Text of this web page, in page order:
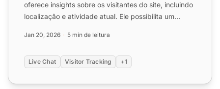
oferece insights sobre os visitantes do site, incluindo
localização e atividade atual. Ele possibilita um
Jan 20, 2026 5 min de leitura
Live Chat Visitor Tracking +1